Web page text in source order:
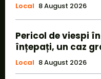
Local 8 August 2026
Pericol de viespi
înțepați, un caz
Local 8 August 2026